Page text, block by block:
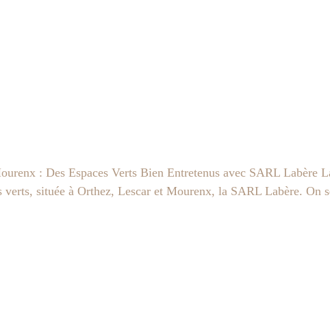
: Des Espaces Verts Bien Entretenus avec SARL Labère
verts, située à Orthez, Lescar et Mourenx, la SARL Labère.